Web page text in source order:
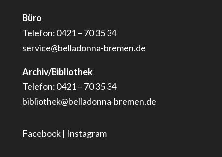
Büro
Telefon: 0421 – 70 35 34
service@belladonna-bremen.de
Archiv/Bibliothek
Telefon: 0421 – 70 35 34
bibliothek@belladonna-bremen.de
Facebook| Instagram